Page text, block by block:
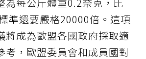
準還要嚴格20000倍。這項
將成為歐盟各國政府採取適
考，歐盟委員會和成員國對